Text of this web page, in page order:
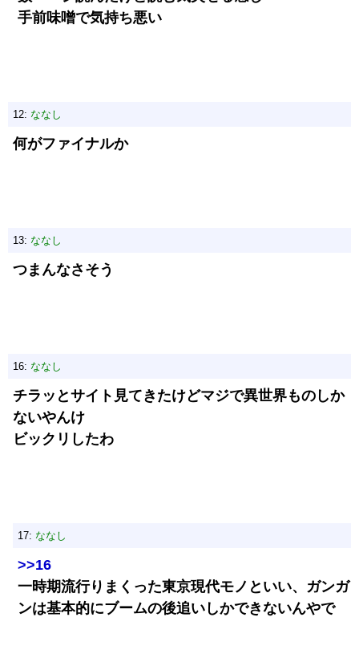
手前味噌で気持ち悪い
12: ななし
何がファイナルか
13: ななし
つまんなさそう
16: ななし
チラッとサイト見てきたけどマジで異世界ものしか
ないやんけ
ビックリしたわ
17: ななし
>>16
一時期流行りまくった東京現代モノといい、ガンガ
ンは基本的にブームの後追いしかできないんやで